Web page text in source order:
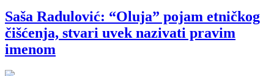
Saša Radulović: “Oluja” pojam etničkog
čišćenja, stvari uvek nazivati pravim
imenom